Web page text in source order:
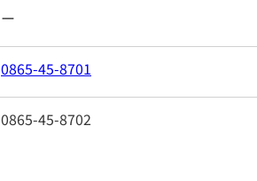
ー
0865-45-8701
0865-45-8702